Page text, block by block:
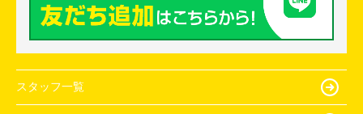
スタッフ一覧